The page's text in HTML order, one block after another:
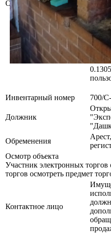
Описание
с
Инвентарный номер 700/
Должник
Обременения
Осмотр объекта
Участник электронных торгов
торгов осмотреть предмет
Контактное лицо